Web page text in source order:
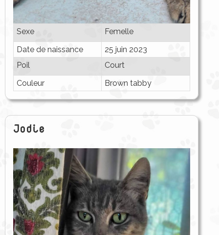
Sexe
Femelle
Date de naissance
25 juin 2023
Poil
Court
Couleur
Brown tabby
Jodie